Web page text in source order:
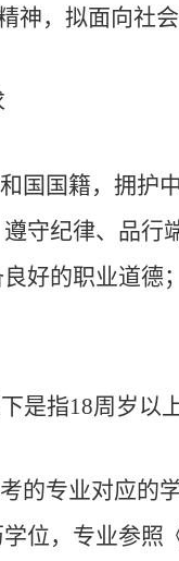
神，拟面向社
国国籍，拥护
守纪律、品
好的职业道德
是指18周岁以
的专业对应的
位，专业参照